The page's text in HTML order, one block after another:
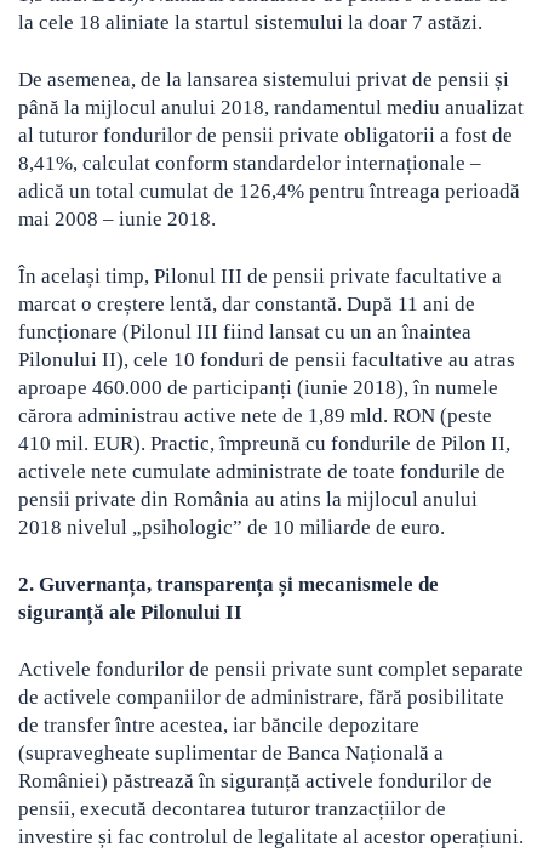
la cele 18 aliniate la startul sistemului la doar 7 astăzi.
De asemenea, de la lansarea sistemului privat de pensii și
până la mijlocul anului 2018, randamentul mediu anualizat
al tuturor fondurilor de pensii private obligatorii a fost de
8,41%, calculat conform standardelor internaționale –
adică un total cumulat de 126,4% pentru întreaga perioadă
mai 2008 – iunie 2018.
În același timp, Pilonul III de pensii private facultative a
marcat o creștere lentă, dar constantă. După 11 ani de
funcționare (Pilonul III fiind lansat cu un an înaintea
Pilonului II), cele 10 fonduri de pensii facultative au atras
aproape 460.000 de participanți (iunie 2018), în numele
cărora administrau active nete de 1,89 mld. RON (peste
410 mil. EUR). Practic, împreună cu fondurile de Pilon II,
activele nete cumulate administrate de toate fondurile de
pensii private din România au atins la mijlocul anului
2018 nivelul „psihologic” de 10 miliarde de euro.
2. Guvernanța, transparența și mecanismele de
siguranță ale Pilonului II
Activele fondurilor de pensii private sunt complet separate
de activele companiilor de administrare, fără posibilitate
de transfer între acestea, iar băncile depozitare
(supravegheate suplimentar de Banca Națională a
României) păstrează în siguranță activele fondurilor de
pensii, execută decontarea tuturor tranzacțiilor de
investire și fac controlul de legalitate al acestor operațiuni.